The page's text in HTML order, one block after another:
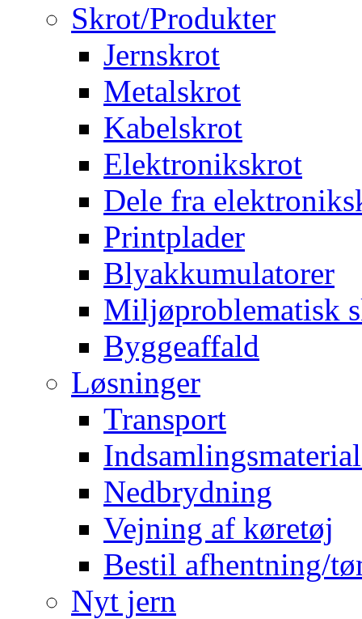
Skrot/Produkter
Jernskrot
Metalskrot
Kabelskrot
Elektronikskrot
Dele fra
Printplader
Blyakkumulatorer
Miljøproblematisk
Byggeaffald
Løsninger
Transport
Nedbrydning
Vejning af køretøj
Bestil afhentning/
Nyt jern